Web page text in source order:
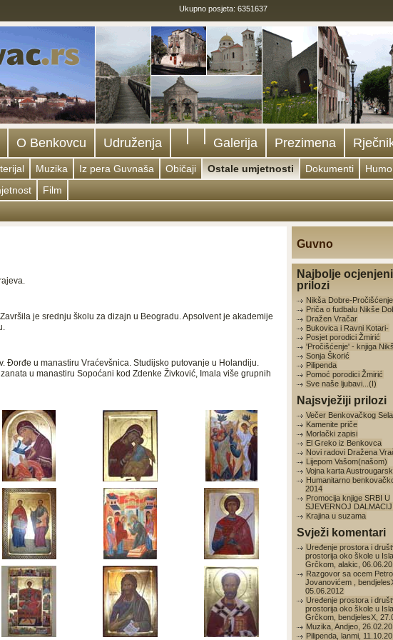
Ukupno posjeta: 6351637
O Benkovcu Udruženja Galerija Prezimena
Muzika Iz pera Guvnaša Običaji Ostale umjetnosti Dokumenti
Film
je srednju školu za dizajn u Beogradu. Apsolvent je akademije
Đorđe u manastiru Vraćevšnica. Studijsko putovanje u Holandiju.
u manastiru Sopoćani kod Zdenke Živković, Imala više grupnih
Guvno
Najbolje ocjenjeni
prilozi
Nikša Dobre-Pročišćenje
Priča o fudbalu Nikše
Dražen Vračar
Bukovica i Ravni Kotari-
Posjet porodici Žmirić
'Pročišćenje' - knjiga
Sonja Škorić
Pilipenda
Pomoć porodici Žmirić
Sve naše ljubavi...(I)
Najsvježiji prilozi
Večer Benkovačkog Sela
Kamenite priče
Morlački zapisi
El Greko iz Benkovca
Novi radovi Dražena
Lijepom Vašom(našom)
Vojna karta
Humanitarno
2014
Promocija knjige SRBI U
SJEVERNOJ DALMACIJI
Krajina u suzama
Svježi komentari
Uređenje prostora i
prostorija oko škole u
Grčkom, alakic,
Razgovor sa ocem
Jovanovićem ,
05.06.2012
Uređenje prostora i
prostorija oko škole u
Grčkom, bendjelesX,
Muzika, Andjeo,
Pilipenda, lanmi,